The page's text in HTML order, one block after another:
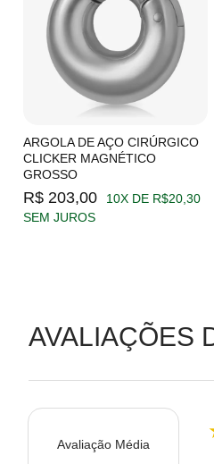
ARGOLA DE AÇO CIRÚRGICO
CLICKER MAGNÉTICO
GROSSO
R$ 203,00
10X DE R$20,30
SEM JUROS
AVALIAÇÕES
Avaliação Média